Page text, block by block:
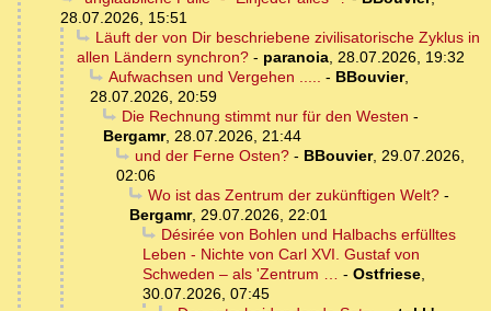
28.07.2026, 15:51
Läuft der von Dir beschriebene zivilisatorische Zyklus in
allen Ländern synchron? - paranoia, 28.07.2026, 19:32
Aufwachsen und Vergehen ..... - BBouvier,
28.07.2026, 20:59
Die Rechnung stimmt nur für den Westen -
Bergamr, 28.07.2026, 21:44
und der Ferne Osten?- BBouvier, 29.07.2026,
02:06
Wo ist das Zentrum der zukünftigen Welt?-
Bergamr, 29.07.2026, 22:01
Désirée von Bohlen und Halbachs erfülltes
Leben - Nichte von Carl XVI. Gustaf von
Schweden – als 'Zentrum … - Ostfriese,
30.07.2026, 07:45